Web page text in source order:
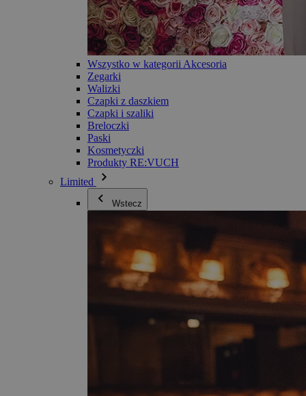
Wszystko w kategorii Akcesoria
Zegarki
Walizki
Czapki z daszkiem
Czapki i szaliki
Breloczki
Paski
Kosmetyczki
Produkty RE:VUCH
Limited
Wstecz